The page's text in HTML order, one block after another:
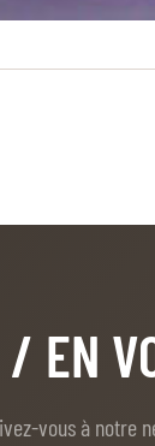
/ EN
vous à notre